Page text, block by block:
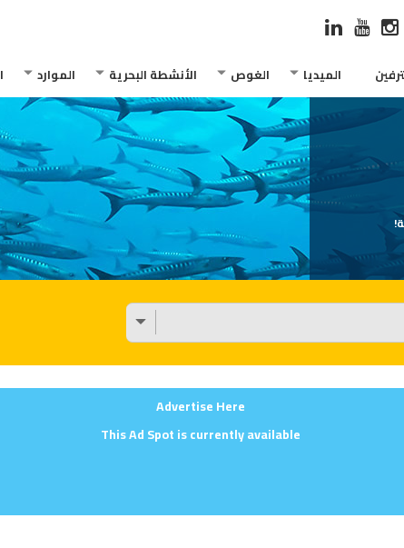
الميديا الغوص الأنشطة البحرية الموارد
Advertise Here
This Ad Spot is currently available